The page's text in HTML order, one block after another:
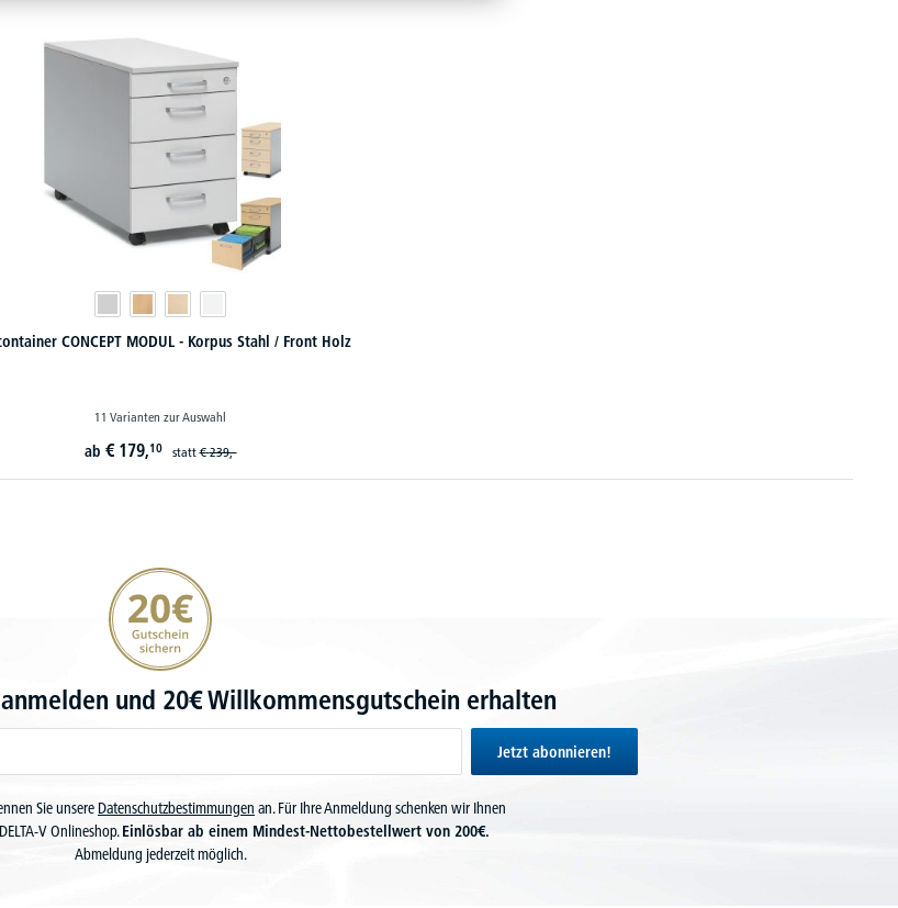
CONCEPT MODUL - Korpus Stahl / Front Holz
11 Varianten zur Auswahl
ab € 179,10 statt€ 239,-
20€ Gutschein sichern
und 20€ Willkommensgutschein erhalten
Jetzt abonnieren!
Sie unsere Datenschutzbestimmungen an. Für Ihre Anmeldung schenken wir Ihnen
V Onlineshop.Einlösbar ab einem Mindest-Nettobestellwert von 200€.
Abmeldung jederzeit möglich.